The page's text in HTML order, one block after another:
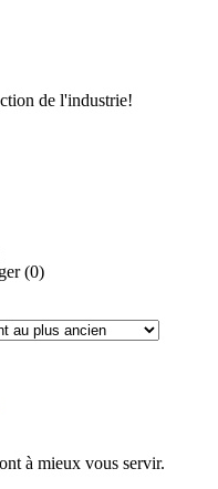
de l'industrie!
(0)
à mieux vous servir.